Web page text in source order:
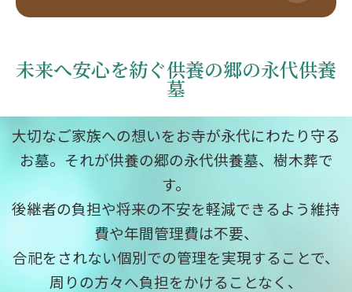
未来へ安心を紡ぐ供養の郷の永代供養
墓
大切なご家族への想いをお寺が永代にわたり守る
お墓。それが供養の郷の永代供養墓、樹木葬で
す。
後継者の負担や将来の不安を軽減できるよう維持
費や年間管理費は不要、
合祀をされない個別での管理を実現することで、
周りの方々へ負担をかけることなく、